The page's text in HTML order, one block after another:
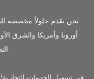
نحن نقدم حلولاً مخصصة
أوروبا وأمريكا والشرق
النظام للعملاء في أكثر من 100 دولة حول العالم.